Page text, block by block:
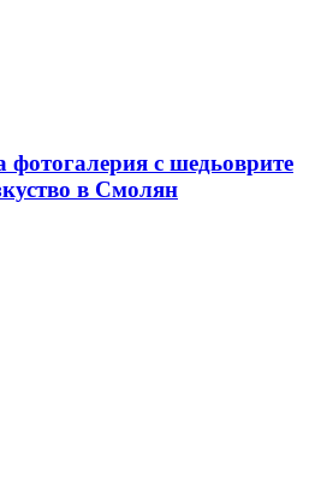
фотогалерия с шедьоврите
в Смолян